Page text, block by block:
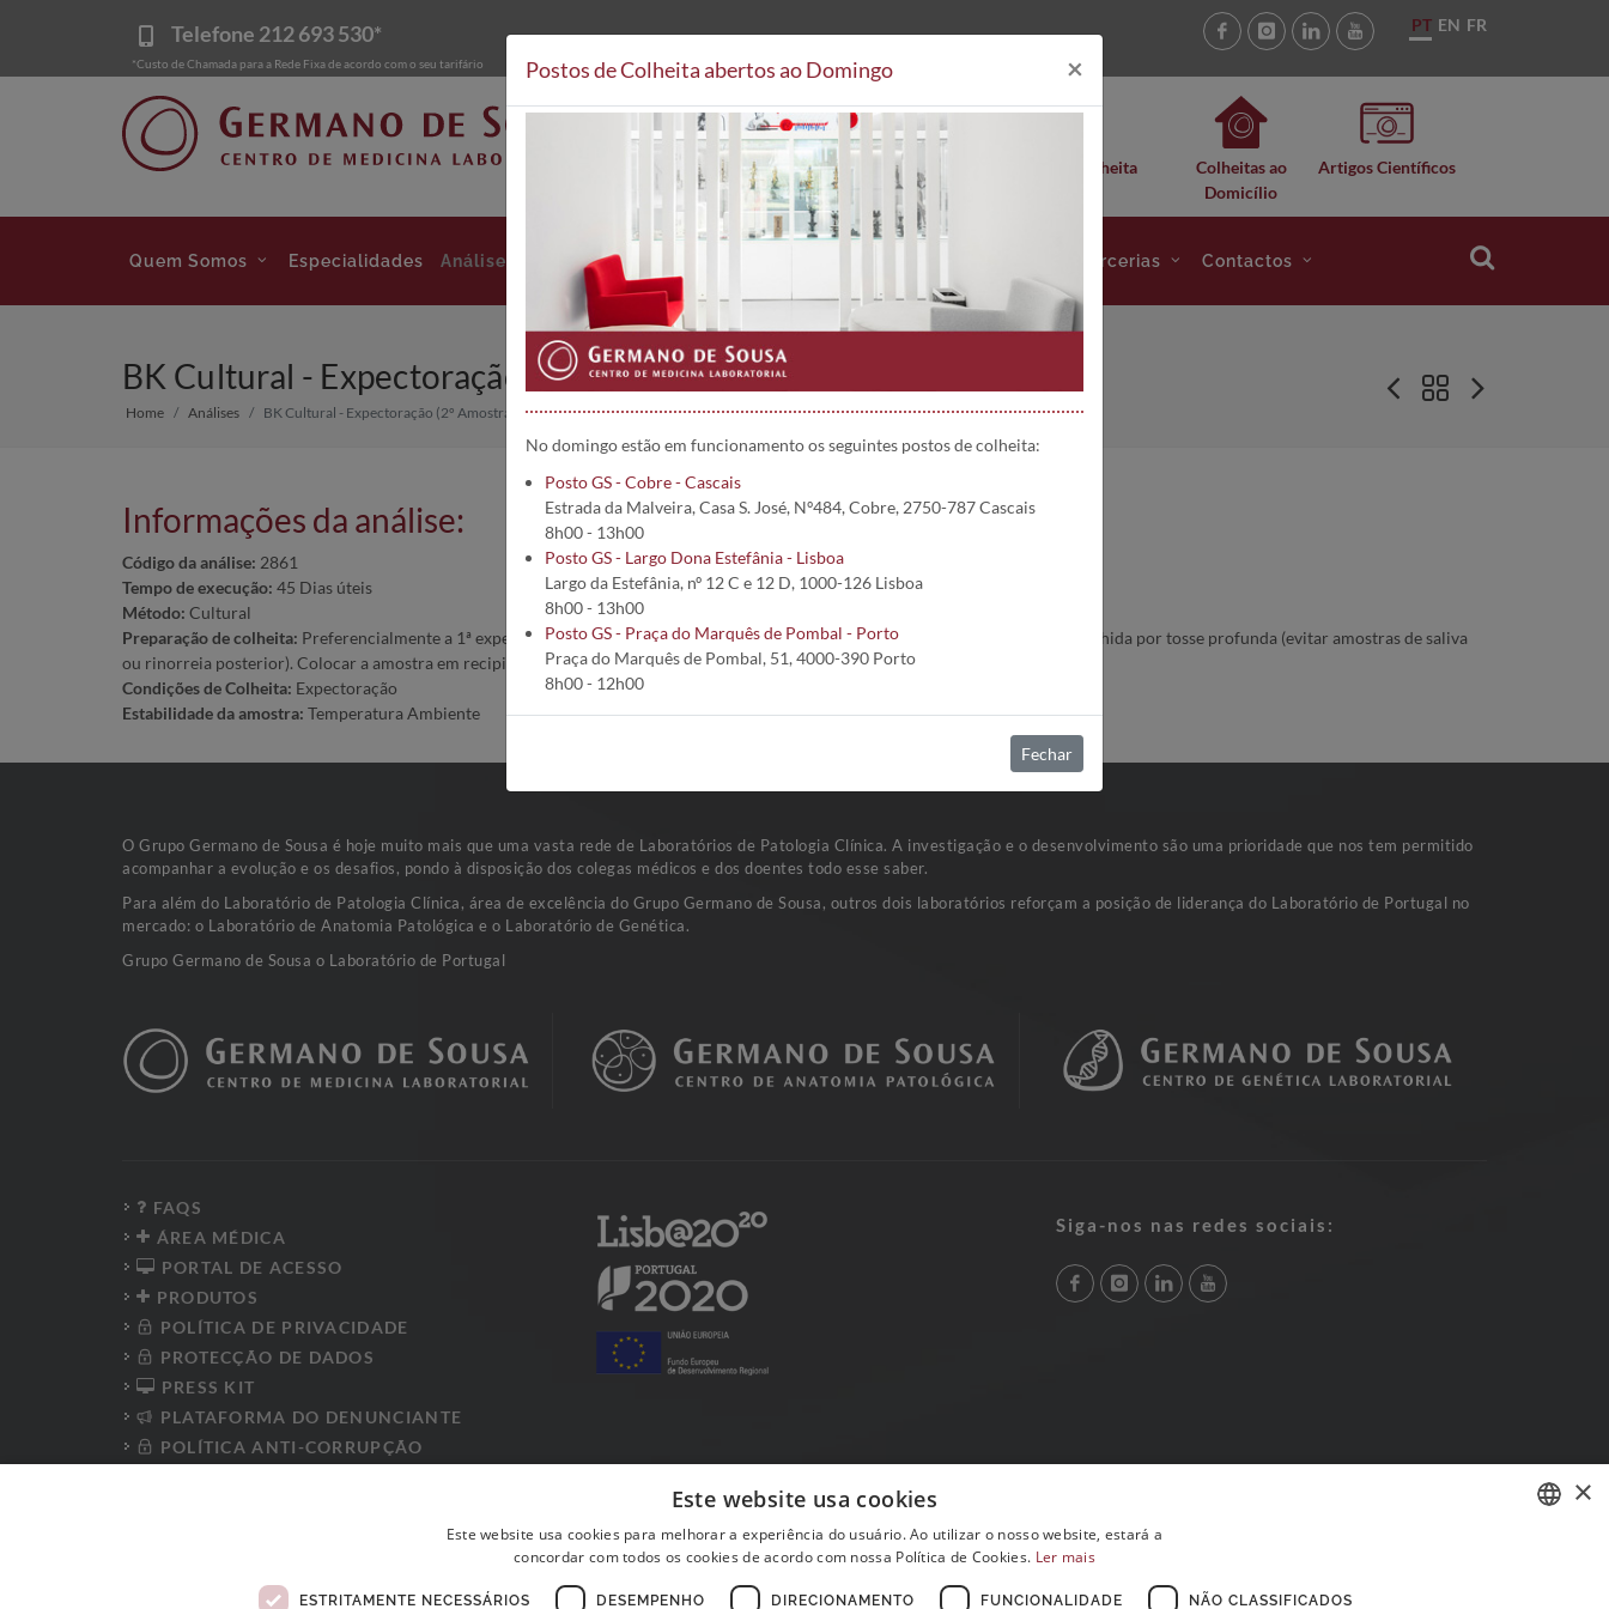
Telefone 212 693 530*
*Custo de Chamada para a Rede Fixa de acordo com o seu tarifário
PT EN FR
Análises Clínicas Postos de Colheita
Colheitas ao
Domicílio
Artigos Científicos
Quem Somos Especialidades Análises Áreas Clínicas Projetos e Parcerias Contactos
BK Cultural - Expectoração (2º Amostra) | 2861
Home Análises BK Cultural - Expectoração (2º Amostra)
Informações da análise:
Código da análise: 2861
Tempo de execução: 45 Dias úteis
Método: Cultural
Preparação de colheita: Preferencialmente a 1ª expectoração da manhã, após higiene oral. A amostra de expectoração deverá ser colhida por tosse profunda (evitar amostras de saliva
ou rinorreia posterior). Colocar a amostra em recipiente estéril, seco, de boca larga e tampa de rosca.
Condições de Colheita: Expectoração
Estabilidade da amostra: Temperatura Ambiente
O Grupo Germano de Sousa é hoje muito mais que uma vasta rede de Laboratórios de Patologia Clínica. A investigação e o desenvolvimento são uma prioridade que nos tem permitido
acompanhar a evolução e os desafios, pondo à disposição dos colegas médicos e dos doentes todo esse saber.
Para além do Laboratório de Patologia Clínica, área de excelência do Grupo Germano de Sousa, outros dois laboratórios reforçam a posição de liderança do Laboratório de Portugal no
mercado: o Laboratório de Anatomia Patológica e o Laboratório de Genética.
Grupo Germano de Sousa o Laboratório de Portugal
FAQS
ÁREA MÉDICA
PORTAL DE ACESSO
PRODUTOS
POLÍTICA DE PRIVACIDADE
PROTECÇÃO DE DADOS
PRESS KIT
PLATAFORMA DO DENUNCIANTE
POLÍTICA ANTI-CORRUPÇÃO
Siga-nos nas redes sociais:
Postos de Colheita abertos ao Domingo ×
No domingo estão em funcionamento os seguintes postos de colheita:
Posto GS - Cobre - Cascais
Estrada da Malveira, Casa S. José, Nº484, Cobre, 2750-787 Cascais
8h00 - 13h00
Posto GS - Largo Dona Estefânia - Lisboa
Largo da Estefânia, nº 12 C e 12 D, 1000-126 Lisboa
8h00 - 13h00
Posto GS - Praça do Marquês de Pombal - Porto
Praça do Marquês de Pombal, 51, 4000-390 Porto
8h00 - 12h00
Fechar
×
Este website usa cookies
Este website usa cookies para melhorar a experiência do usuário. Ao utilizar o nosso website, estará a
concordar com todos os cookies de acordo com nossa Política de Cookies. Ler mais
ESTRITAMENTE NECESSÁRIOS DESEMPENHO DIRECIONAMENTO FUNCIONALIDADE NÃO CLASSIFICADOS